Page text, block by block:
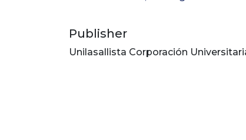
Publisher
Unilasallista Corporación